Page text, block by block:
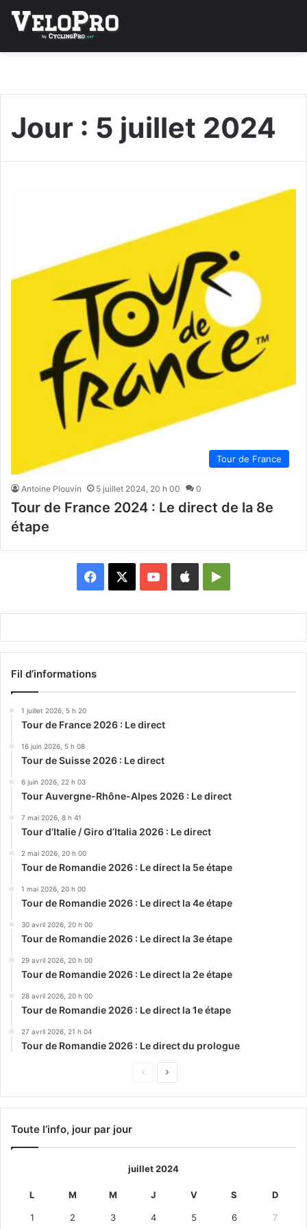
Jour : 5 juillet 2024
Tour de France
Antoine Plouvin 5 juillet 2024, 20 h 00 0
Tour de France 2024 : Le direct de la 8e
étape
Facebook YouTubeAppleGoogle
Fil d’informations
1 juillet 2026, 5 h 20
Tour de France 2026 : Le direct
16 juin 2026, 5 h 08
Tour de Suisse 2026 : Le direct
6 juin 2026, 22 h 03
Tour Auvergne-Rhône-Alpes 2026 : Le direct
7 mai 2026, 8 h 41
Tour d’Italie / Giro d’Italia 2026 : Le direct
2 mai 2026, 20 h 00
Tour de Romandie 2026 : Le direct la 5e étape
1 mai 2026, 20 h 00
Tour de Romandie 2026 : Le direct la 4e étape
30 avril 2026, 20 h 00
Tour de Romandie 2026 : Le direct la 3e étape
29 avril 2026, 20 h 00
Tour de Romandie 2026 : Le direct la 2e étape
28 avril 2026, 20 h 00
Tour de Romandie 2026 : Le direct la 1e étape
27 avril 2026, 21 h 04
Tour de Romandie 2026 : Le direct du prologue
Page
Page
Toute l’info, jour par jour
juillet 2024
L M M J V S D
1 2 3 4 5 6 7